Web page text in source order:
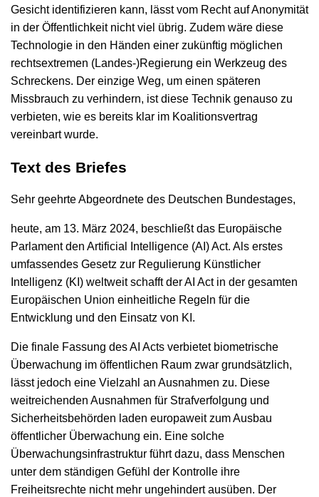
Gesicht identifizieren kann, lässt vom Recht auf Anonymität
in der Öffentlichkeit nicht viel übrig. Zudem wäre diese
Technologie in den Händen einer zukünftig möglichen
rechtsextremen (Landes-)Regierung ein Werkzeug des
Schreckens. Der einzige Weg, um einen späteren
Missbrauch zu verhindern, ist diese Technik genauso zu
verbieten, wie es bereits klar im Koalitionsvertrag
vereinbart wurde.
Text des Briefes
Sehr geehrte Abgeordnete des Deutschen Bundestages,
heute, am 13. März 2024, beschließt das Europäische
Parlament den Artificial Intelligence (AI) Act. Als erstes
umfassendes Gesetz zur Regulierung Künstlicher
Intelligenz (KI) weltweit schafft der AI Act in der gesamten
Europäischen Union einheitliche Regeln für die
Entwicklung und den Einsatz von KI.
Die finale Fassung des AI Acts verbietet biometrische
Überwachung im öffentlichen Raum zwar grundsätzlich,
lässt jedoch eine Vielzahl an Ausnahmen zu. Diese
weitreichenden Ausnahmen für Strafverfolgung und
Sicherheitsbehörden laden europaweit zum Ausbau
öffentlicher Überwachung ein. Eine solche
Überwachungsinfrastruktur führt dazu, dass Menschen
unter dem ständigen Gefühl der Kontrolle ihre
Freiheitsrechte nicht mehr ungehindert ausüben. Der